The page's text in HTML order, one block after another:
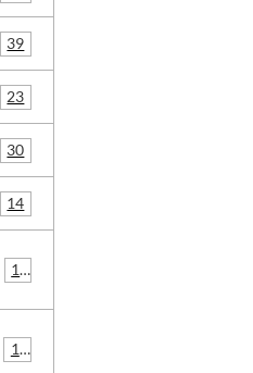
39
23
30
14
16
12